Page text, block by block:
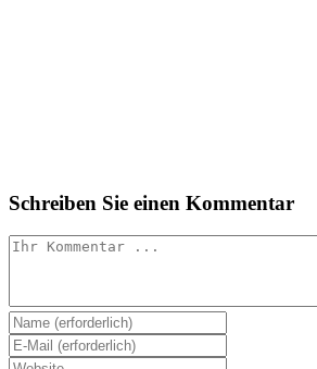
Schreiben Sie einen Kommentar